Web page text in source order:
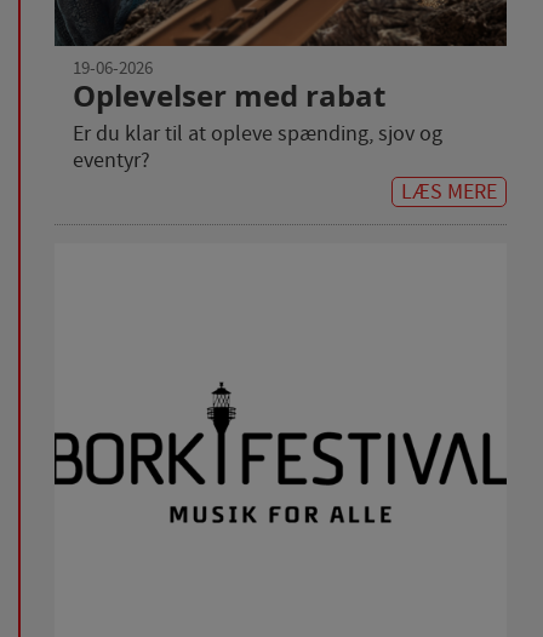
19-06-2026
Oplevelser med rabat
Er du klar til at opleve spænding, sjov og
eventyr?
LÆS MERE